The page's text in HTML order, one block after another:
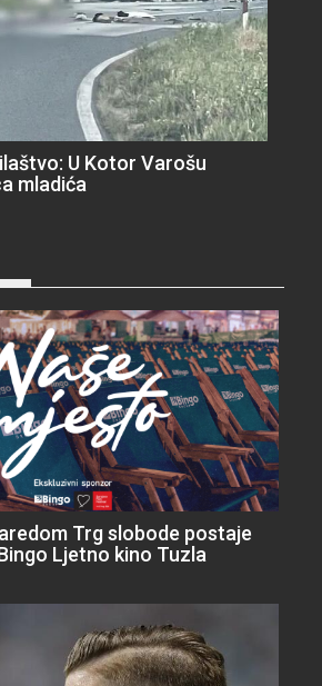
U Kotor Varošu
mladića
Trg slobode postaje
Ljetno kino Tuzla